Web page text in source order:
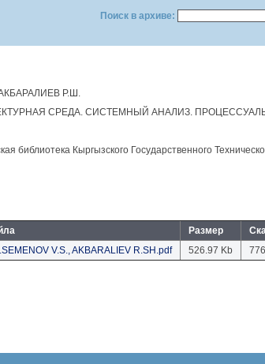
Поиск в архиве:
Р.Ш.
СРЕДА. СИСТЕМНЫЙ АНАЛИЗ.
библиотека Кыргызского Государственного
Размер
V.S., AKBARALIEV R.SH.pdf
526.97 Kb 776